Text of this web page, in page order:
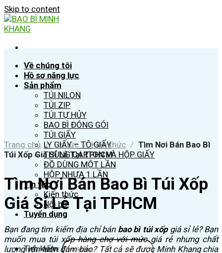
Skip to content
Về chúng tôi
Hồ sơ năng lực
Sản phẩm
TÚI NILON
TÚI ZIP
TÚI TỰ HỦY
BAO BÌ ĐÓNG GÓI
TÚI GIẤY
LY GIẤY – TÔ GIẤY
THÙNG CARTON VÀ HỘP GIẤY
ĐỒ DÙNG MỘT LẦN
HỘP NHỰA 1 LẦN
Tin tức
Kiến thức
Nội bộ
Tuyển dụng
Tìm kiếm:
Trang chủ / Tin tức / Kiến thức / Tìm Nơi Bán Bao Bì
Túi Xốp Giá Sỉ Lẻ Tại TPHCM
Tìm Nơi Bán Bao Bì Túi Xốp
Giá Sỉ Lẻ Tại TPHCM
Bạn đang tìm kiếm địa chỉ bán bao bì túi xốpgiá sỉ lẻ? Bạn
muốn mua túi xốp hàng chợ với mức giá rẻ nhưng chất
lượng vẫn luôn đảm bảo? Tất cả sẽ được Minh Khang chia